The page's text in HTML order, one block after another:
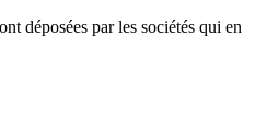
déposées par les sociétés qui en